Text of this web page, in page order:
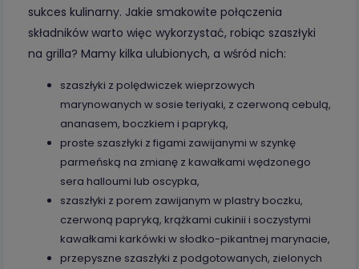
sukces kulinarny. Jakie smakowite połączenia
składników warto więc wykorzystać, robiąc szaszłyki
na grilla? Mamy kilka ulubionych, a wśród nich:
szaszłyki z polędwiczek wieprzowych
marynowanych w sosie teriyaki, z czerwoną cebulą,
ananasem, boczkiem i papryką,
proste szaszłyki z figami zawijanymi w szynkę
parmeńską na zmianę z kawałkami wędzonego
sera halloumi lub oscypka,
szaszłyki z porem zawijanym w plastry boczku,
czerwoną papryką, krążkami cukinii i soczystymi
kawałkami karkówki w słodko-pikantnej marynacie,
przepyszne szaszłyki z podgotowanych, zielonych